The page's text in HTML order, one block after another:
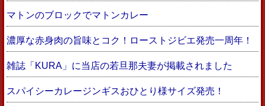
マトンのブロックでマトンカレー
濃厚な赤身肉の旨味とコク！ローストジビエ発売一周年！
雑誌「KURA」に当店の若旦那夫妻が掲載されました
スパイシーカレージンギスおひとり様サイズ発売！